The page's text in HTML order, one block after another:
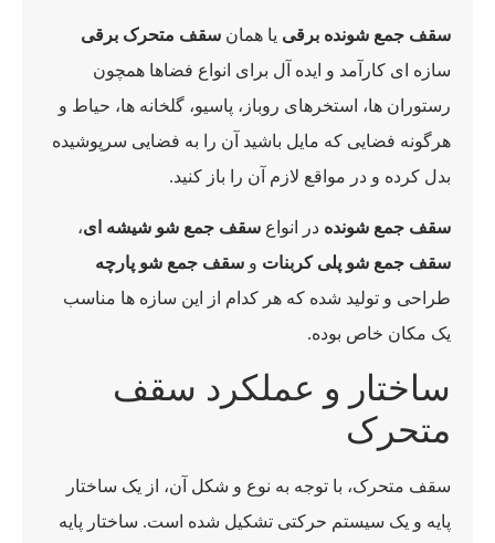
سقف جمع شونده برقی یا همان سقف متحرک برقی
سازه ای کارآمد و ایده آل برای انواع فضاها همچون
رستوران ها، استخرهای روباز، پاسیو، گلخانه ها، حیاط و
هرگونه فضایی که مایل باشید آن را به فضایی سرپوشیده
بدل کرده و در مواقع لازم آن را باز کنید.
سقف جمع شونده در انواع سقف جمع شو شیشه ای،
سقف جمع شو پلی کربنات و سقف جمع شو پارچه
طراحی و تولید شده که هر کدام از این سازه ها مناسب
یک مکان خاص بوده.
ساختار و عملکرد سقف
متحرک
سقف متحرک، با توجه به نوع و شکل آن، از یک ساختار
پایه و یک سیستم حرکتی تشکیل شده است. ساختار پایه